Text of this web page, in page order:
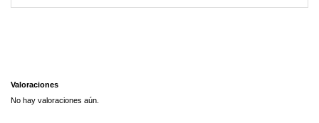
Valoraciones
No hay valoraciones aún.